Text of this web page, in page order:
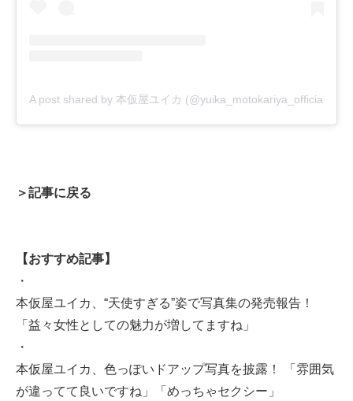
A post shared by 本仮屋ユイカ (@yuika_motokariya_official)
＞記事に戻る
【おすすめ記事】
・
本仮屋ユイカ、“天使すぎる”姿で写真集の発売報告！
「益々女性としての魅力が増してますね」
・
本仮屋ユイカ、色っぽいドアップ写真を披露！ 「雰囲気
が違ってて良いですね」「めっちゃセクシー」